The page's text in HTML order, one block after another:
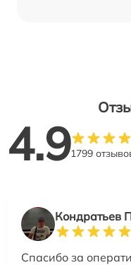
4.91799
Кондратьев
Спасибо за